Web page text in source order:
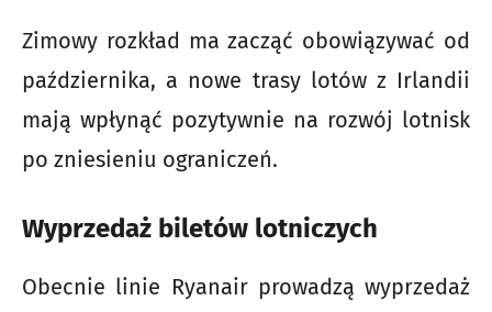
Zimowy rozkład ma zacząć obowiązywać od
października, a nowe trasy lotów z Irlandii
mają wpłynąć pozytywnie na rozwój lotnisk
po zniesieniu ograniczeń.
Wyprzedaż biletów lotniczych
Obecnie linie Ryanair prowadzą wyprzedaż